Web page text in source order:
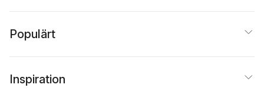
Populärt
Inspiration